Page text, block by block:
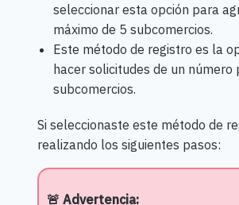
seleccionar esta opción para
máximo de 5 subcomercios.
Este método de registro es la
hacer solicitudes de un número
subcomercios.
Si seleccionaste este método de
realizando los siguientes pasos:
🚨 Advertencia: